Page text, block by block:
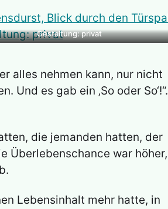
Gestaltung: privat
alles nehmen kann, nur nicht
es gab ein ‚So oder So‘!“.
die jemanden hatten, der
Überlebenschance war höher,
Lebensinhalt mehr hatte, in